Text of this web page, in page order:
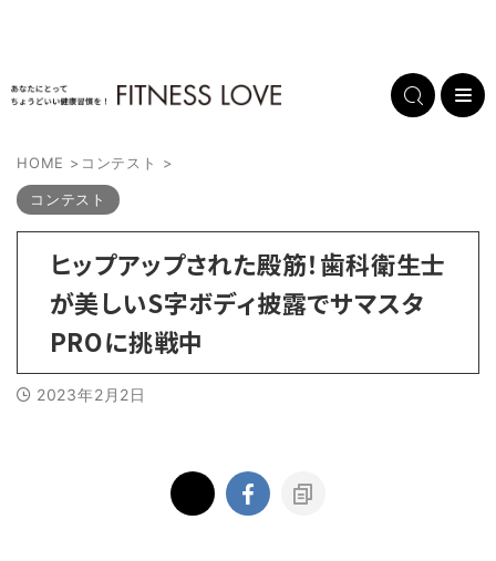
HOME > コンテスト >
コンテスト
ヒップアップされた殿筋！歯科衛生士
が美しいS字ボディ披露でサマスタ
PROに挑戦中
2023年2月2日